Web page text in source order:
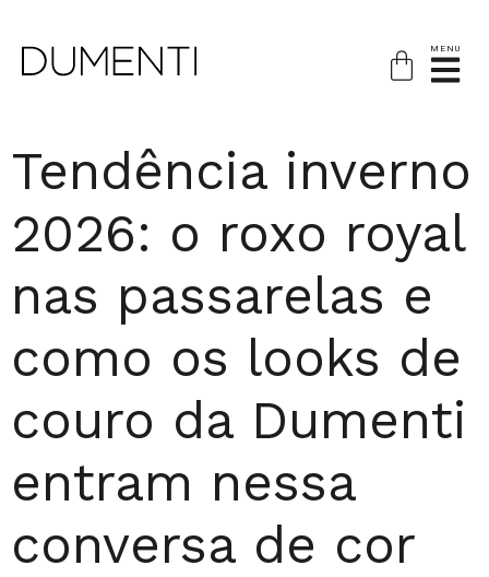
MENU
Tendência inverno
2026: o roxo royal
nas passarelas e
como os looks de
couro da Dumenti
entram nessa
conversa de cor